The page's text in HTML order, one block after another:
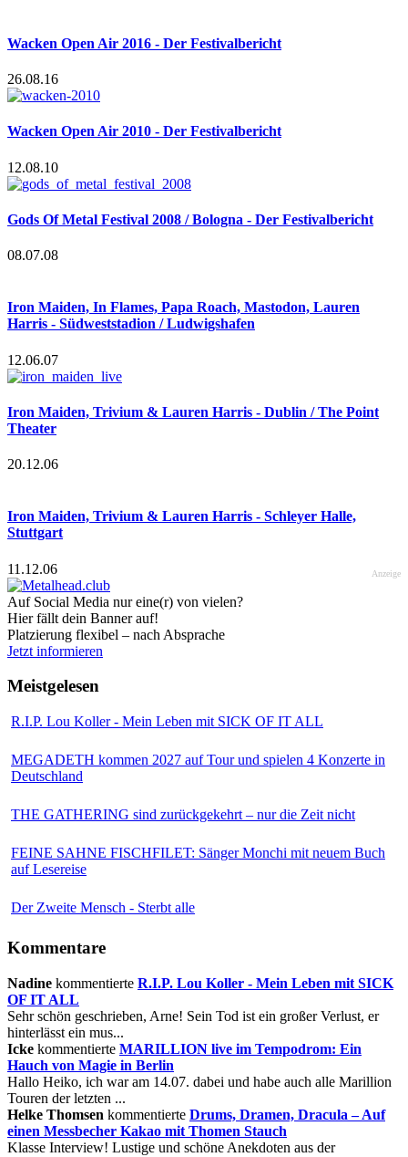
Wacken Open Air 2016 - Der Festivalbericht
26.08.16
Wacken Open Air 2010 - Der Festivalbericht
12.08.10
Gods Of Metal Festival 2008 / Bologna - Der Festivalbericht
08.07.08
Iron Maiden, In Flames, Papa Roach, Mastodon, Lauren
Harris - Südweststadion / Ludwigshafen
12.06.07
Iron Maiden, Trivium & Lauren Harris - Dublin / The Point
Theater
20.12.06
Iron Maiden, Trivium & Lauren Harris - Schleyer Halle,
Stuttgart
11.12.06 Anzeige
Auf Social Media nur eine(r) von vielen?
Hier fällt dein Banner auf!
Platzierung flexibel – nach Absprache
Jetzt informieren
Meistgelesen
R.I.P. Lou Koller - Mein Leben mit SICK OF IT ALL
MEGADETH kommen 2027 auf Tour und spielen 4 Konzerte in
Deutschland
THE GATHERING sind zurückgekehrt – nur die Zeit nicht
FEINE SAHNE FISCHFILET: Sänger Monchi mit neuem Buch
auf Lesereise
Der Zweite Mensch - Sterbt alle
Kommentare
Nadine kommentierte R.I.P. Lou Koller - Mein Leben mit SICK
OF IT ALL
Sehr schön geschrieben, Arne! Sein Tod ist ein großer Verlust, er
hinterlässt ein mus...
Icke kommentierte MARILLION live im Tempodrom: Ein
Hauch von Magie in Berlin
Hallo Heiko, ich war am 14.07. dabei und habe auch alle Marillion
Touren der letzten ...
Helke Thomsen kommentierte Drums, Dramen, Dracula – Auf
einen Messbecher Kakao mit Thomen Stauch
Klasse Interview! Lustige und schöne Anekdoten aus der